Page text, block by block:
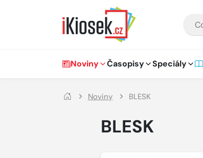
Hlavní navigace
Noviny Časopisy Speciály
Noviny BLESK
BLESK